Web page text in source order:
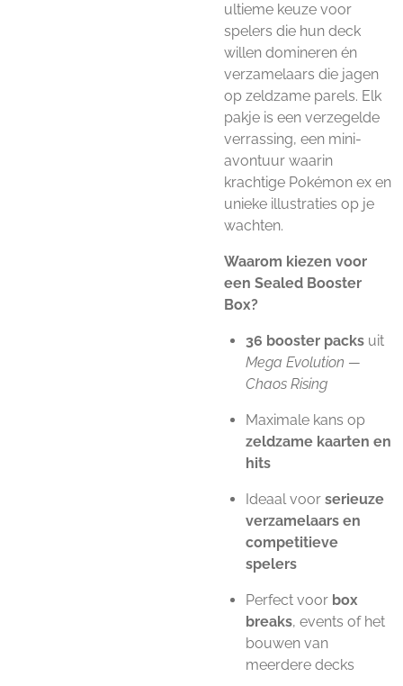
ultieme keuze voor
spelers die hun deck
willen domineren én
verzamelaars die jagen
op zeldzame parels. Elk
pakje is een verzegelde
verrassing, een mini-
avontuur waarin
krachtige Pokémon ex en
unieke illustraties op je
wachten.
Waarom kiezen voor
een Sealed Booster
Box?
36 booster packs uit
Mega Evolution —
Chaos Rising
Maximale kans op
zeldzame kaarten en
hits
Ideaal voor serieuze
verzamelaars en
competitieve
spelers
Perfect voor box
breaks, events of het
bouwen van
meerdere decks